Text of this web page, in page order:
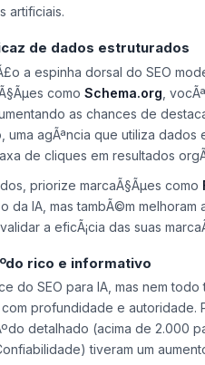
artificiais.
de dados estruturados
a espinha dorsal do SEO
como Schema.org ,
as chances de
uma agÃªncia que utiliza
de cliques em resultados
priorize marcaÃ§Ãµes como
da IA, mas tambÃ©m melhoram
a eficÃ¡cia das suas
rico e informativo
do SEO para IA, mas nem
profundidade e autoridade.
detalhado (acima de 2.000
tiveram um